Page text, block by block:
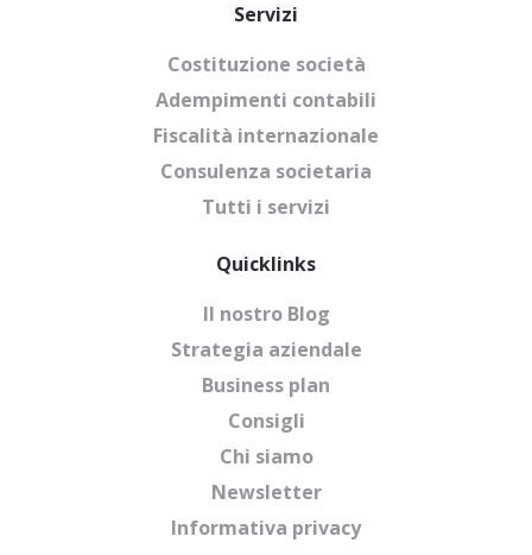
Servizi
Costituzione società
Adempimenti contabili
Fiscalità internazionale
Consulenza societaria
Tutti i servizi
Quicklinks
Il nostro Blog
Strategia aziendale
Business plan
Consigli
Chi siamo
Newsletter
Informativa privacy